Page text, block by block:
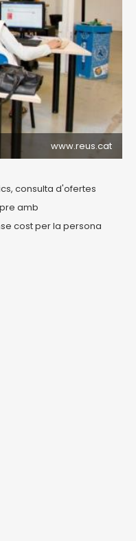
www.reus.cat
consulta d'ofertes
amb
cost per la persona